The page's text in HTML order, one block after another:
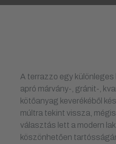
A terrazzo egy különleges
apró márvány-, gránit-,
kötőanyag keverékéből
múltra tekint vissza,
választás lett a modern
köszönhetően